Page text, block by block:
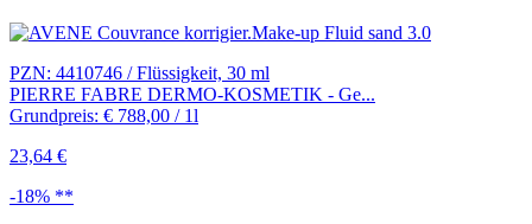
PZN: 4410746 / Flüssigkeit, 30 ml
PIERRE FABRE DERMO-KOSMETIK - Ge...
Grundpreis: € 788,00 / 1l
23,64 €
-18% **